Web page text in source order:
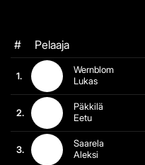
# Pelaaja
1.
Wernblom
Lukas
2.
Päkkilä
Eetu
3.
Saarela
Aleksi